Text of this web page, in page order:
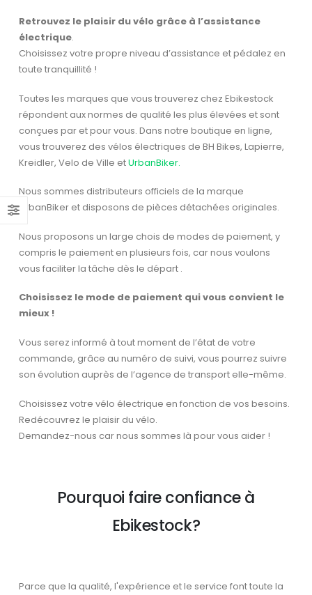
Retrouvez le plaisir du vélo grâce à l’assistance
électrique.
Choisissez votre propre niveau d’assistance et pédalez en
toute tranquillité !
Toutes les marques que vous trouverez chez Ebikestock
répondent aux normes de qualité les plus élevées et sont
conçues par et pour vous. Dans notre boutique en ligne,
vous trouverez des vélos électriques de BH Bikes, Lapierre,
Kreidler, Velo de Ville etUrbanBiker.
Nous sommes distributeurs officiels de la marque
UrbanBiker et disposons de pièces détachées originales.
Nous proposons un large chois de modes de paiement, y
compris le paiement en plusieurs fois, car nous voulons
vous faciliter la tâche dès le départ .
Choisissez le mode de paiement qui vous convient le
mieux !
Vous serez informé à tout moment de l’état de votre
commande, grâce au numéro de suivi, vous pourrez suivre
son évolution auprès de l’agence de transport elle-même.
Choisissez votre vélo électrique en fonction de vos besoins.
Redécouvrez le plaisir du vélo.
Demandez-nous car nous sommes là pour vous aider !
Pourquoi faire confiance à
Ebikestock?
Parce que la qualité, l'expérience et le service font toute la